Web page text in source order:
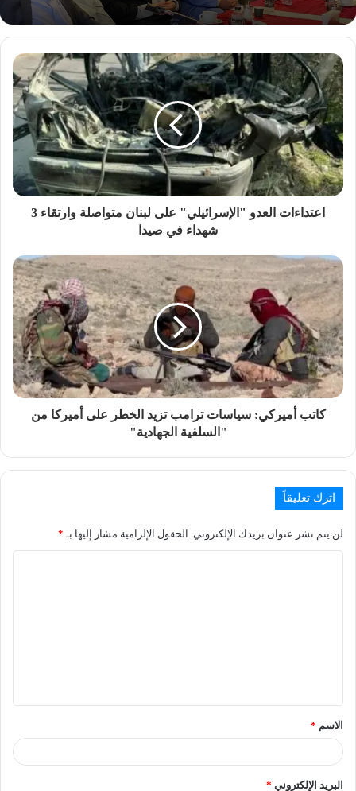
اعتداءات العدو "الإسرائيلي" على لبنان متواصلة وارتقاء 3
شهداء في صيدا
كاتب أميركي: سياسات ترامب تزيد الخطر على أميركا من
"السلفية الجهادية"
اترك تعليقاً
لن يتم نشر عنوان بريدك الإلكتروني. الحقول الإلزامية مشار إليها بـ *
الاسم *
البريد الإلكتروني *